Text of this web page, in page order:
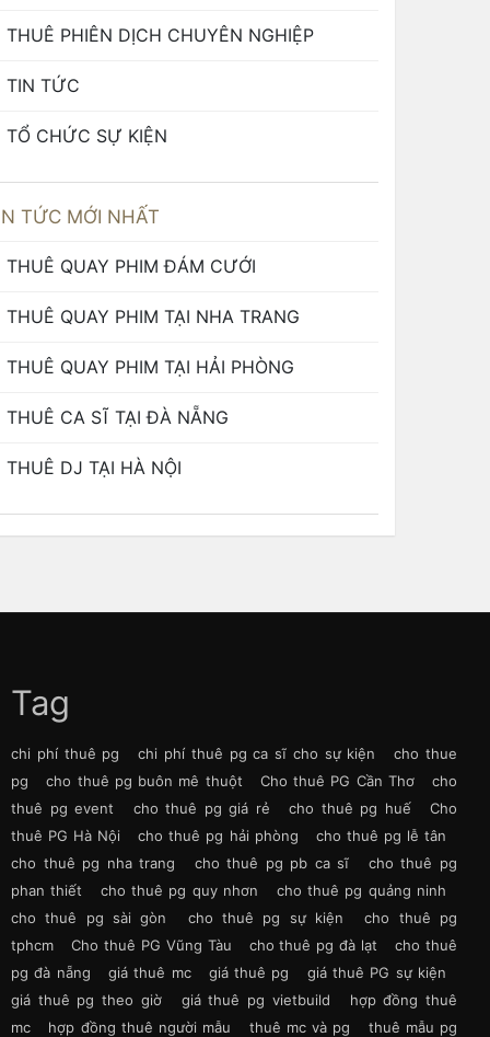
THUÊ PHIÊN DỊCH CHUYÊN NGHIỆP
TIN TỨC
TỔ CHỨC SỰ KIỆN
TỨC MỚI NHẤT
THUÊ QUAY PHIM ĐÁM CƯỚI
THUÊ QUAY PHIM TẠI NHA TRANG
THUÊ QUAY PHIM TẠI HẢI PHÒNG
THUÊ CA SĨ TẠI ĐÀ NẴNG
THUÊ DJ TẠI HÀ NỘI
Tag
chi phí thuê pg chi phí thuê pg ca sĩ cho sự kiện
cho thue
pg
cho thuê pg buôn mê thuột Cho thuê PG Cần Thơ
cho
thuê pg event
cho thuê pg giá rẻ cho thuê pg huế
Cho
thuê PG Hà Nội
cho thuê pg hải phòng
cho thuê pg lễ tân
cho thuê pg nha trang
cho thuê pg pb ca sĩ
cho thuê pg
phan thiết
cho thuê pg quy nhơn
cho thuê pg quảng ninh
cho thuê pg sài gòn
cho thuê pg sự kiện
cho thuê pg
tphcm
Cho thuê PG Vũng Tàu cho thuê pg đà lạt
cho thuê
pg đà nẵng
giá thuê mc giá thuê pg
giá thuê PG sự kiện
giá thuê pg theo giờ
giá thuê pg vietbuild
hợp đồng thuê
mc
hợp đồng thuê người mẫu thuê mc và pg
thuê mẫu pg